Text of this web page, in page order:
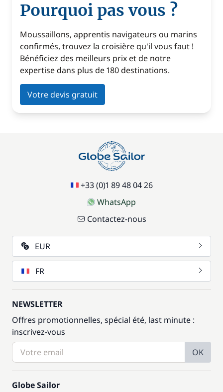
Pourquoi pas vous ?
Moussaillons, apprentis navigateurs ou marins
confirmés, trouvez la croisière qu'il vous faut !
Bénéficiez des meilleurs prix et de notre
expertise dans plus de 180 destinations.
Votre devis gratuit
+33 (0)1 89 48 04 26
WhatsApp
Contactez-nous
EUR
FR
NEWSLETTER
Offres promotionnelles, spécial été, last minute :
inscrivez-vous
OK
Globe Sailor